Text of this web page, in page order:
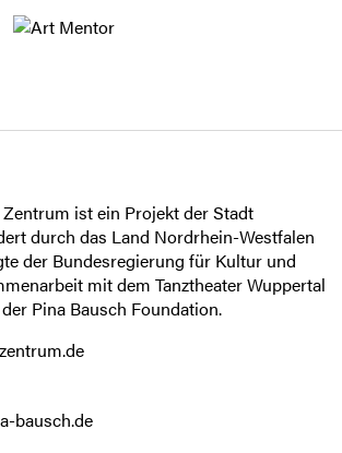
ist ein Projekt der Stadt
durch das Land Nordrhein-Westfalen
der Bundesregierung für Kultur und
mit dem Tanztheater Wuppertal
Pina Bausch Foundation.
bausch.de